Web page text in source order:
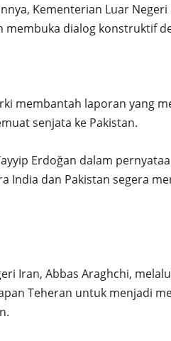
Kementerian Luar
membuka dialog konstruktif
membantah laporan yang
senjata ke Pakistan.
Erdoğan dalam
India dan Pakistan segera
Iran, Abbas Araghchi,
Teheran untuk menjadi